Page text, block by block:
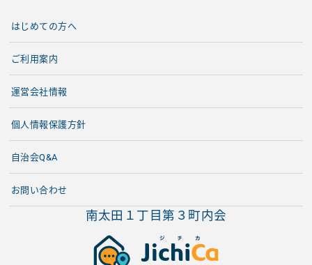
南太田１丁目第３町内会
はじめての方へ
ご利用案内
運営会社情報
個人情報保護方針
自治会Q&A
お問い合わせ